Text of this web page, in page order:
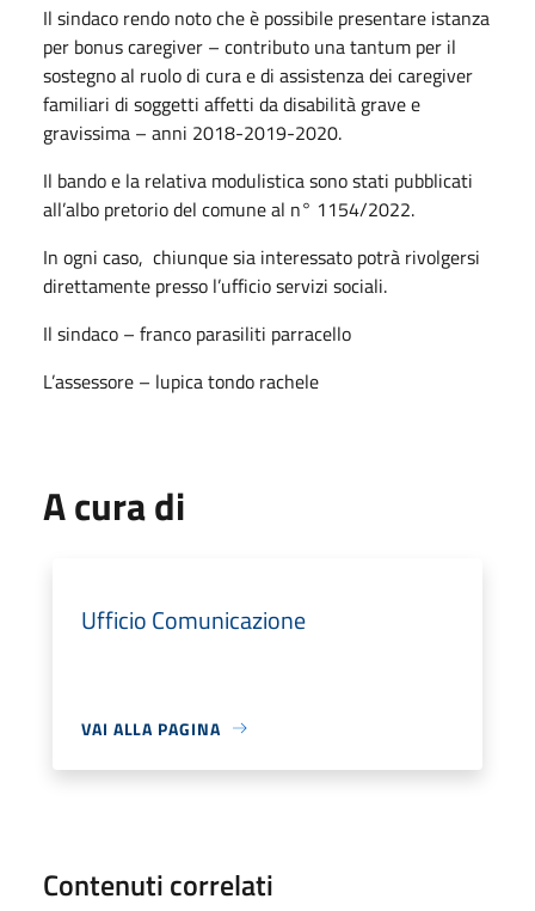
Il sindaco rendo noto che è possibile presentare istanza
per bonus caregiver – contributo una tantum per il
sostegno al ruolo di cura e di assistenza dei caregiver
familiari di soggetti affetti da disabilità grave e
gravissima – anni 2018-2019-2020.
Il bando e la relativa modulistica sono stati pubblicati
all’albo pretorio del comune al n° 1154/2022.
In ogni caso, chiunque sia interessato potrà rivolgersi
direttamente presso l’ufficio servizi sociali.
Il sindaco – franco parasiliti parracello
L’assessore – lupica tondo rachele
A cura di
Ufficio Comunicazione
VAI ALLA PAGINA
Contenuti correlati